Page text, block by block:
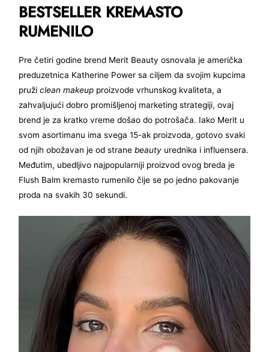
BESTSELLER KREMASTO
RUMENILO
Pre četiri godine brend Merit Beauty osnovala je američka
preduzetnica Katherine Power sa ciljem da svojim kupcima
pružiclean makeup proizvode vrhunskog kvaliteta, a
zahvaljujući dobro promišljenoj marketing strategiji, ovaj
brend je za kratko vreme došao do potrošača. Iako Merit u
svom asortimanu ima svega 15-ak proizvoda, gotovo svaki
od njih obožavan je od stranebeauty urednika i influensera.
Međutim, ubedljivo najpopularniji proizvod ovog breda je
Flush Balm kremasto rumenilo čije se po jedno pakovanje
proda na svakih 30 sekundi.